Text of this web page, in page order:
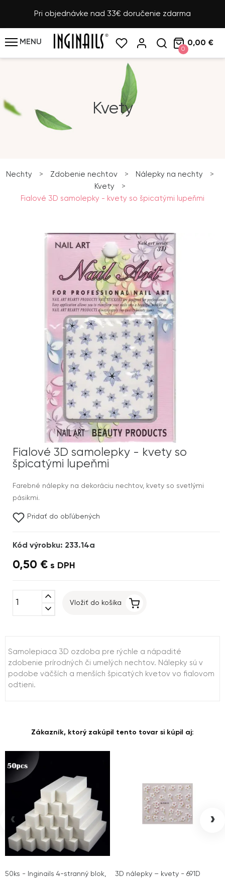
Pri objednávke nad 33€ doručenie zdarma
MENU
0
0,00 €
Kvety
Nechty > Zdobenie nechtov > Nálepky na nechty
>
Kvety
>
Fialové 3D samolepky - kvety so špicatými lupeňmi
Fialové 3D samolepky - kvety so
špicatými lupeňmi
Farebné nálepky na dekoráciu nechtov, kvety so svetlými
pásikmi.
Pridať do obľúbených
Kód výrobku: 233.14a
0,50 € s DPH
expand_less
expand_more
Vložiť do košíka
Samolepiaca 3D ozdoba pre rýchle a nápadité
zdobenie prírodných či umelých nechtov. Nálepky sú v
podobe väčších a menších špicatých kvetov vo fialovom
odtieni.
Zákazník, ktorý zakúpil tento tovar si kúpil aj:
50ks - Inginails 4-stranný blok,
3D nálepky – kvety - 691D
‹ ›